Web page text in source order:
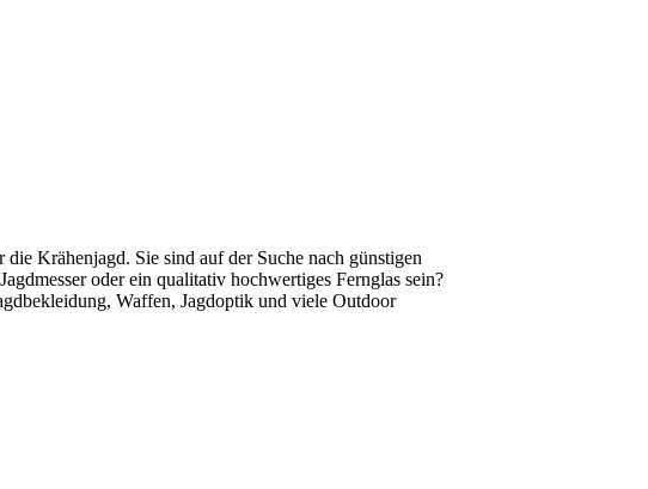
Krähenjagd. Sie sind auf der Suche nach günstigen
oder ein qualitativ hochwertiges Fernglas sein?
Waffen, Jagdoptik und viele Outdoor